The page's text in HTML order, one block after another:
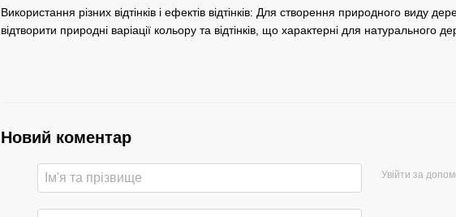
Використання різних відтінків і ефектів відтінків: Для створення природного виду
відтворити природні варіації кольору та відтінків, що характерні для натурального
Новий коментар
Увійти за